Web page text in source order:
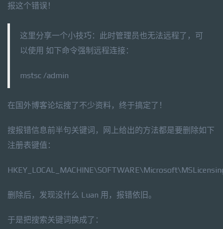
报这个错误！
这里分享一个小技巧：此时管理员也无法远程了，可
以使用 如下命令强制远程连接：
mstsc /admin
在国外博客论坛搜了不少资料，终于搞定了！
搜报错信息前半句关键词，网上给出的方法都是要删除如下
注册表键值：
删除后，发现没什么 Luan 用，报错依旧。
于是把搜索关键词换成了：